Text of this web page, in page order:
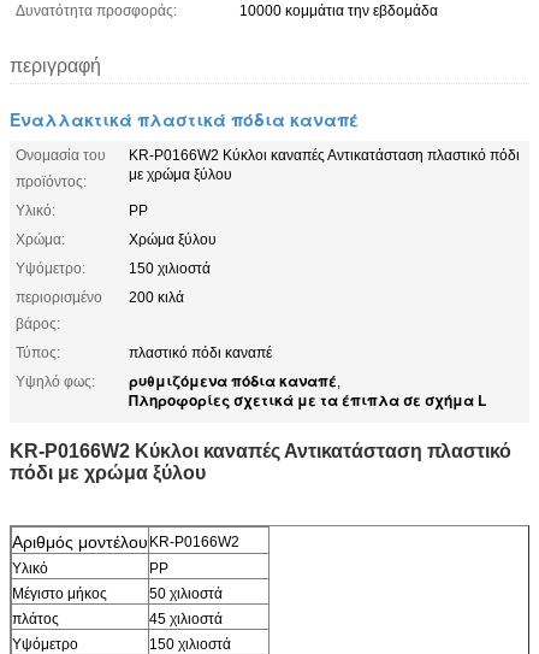
Δυνατότητα προσφοράς:
10000 κομμάτια την εβδομάδα
περιγραφή
Εναλλακτικά πλαστικά πόδια καναπέ
Ονομασία του
προϊόντος:
KR-P0166W2 Κύκλοι καναπές Αντικατάσταση πλαστικό πόδι
με χρώμα ξύλου
Υλικό:
PP
Χρώμα:
Χρώμα ξύλου
Υψόμετρο:
150 χιλιοστά
περιορισμένο
βάρος:
200 κιλά
Τύπος:
πλαστικό πόδι καναπέ
Υψηλό φως:
ρυθμιζόμενα πόδια καναπέ,
Πληροφορίες σχετικά με τα έπιπλα σε σχήμα L
KR-P0166W2 Κύκλοι καναπές Αντικατάσταση πλαστικό
πόδι με χρώμα ξύλου
Αριθμός μοντέλου KR-P0166W2
Υλικό
PP
Μέγιστο μήκος
50 χιλιοστά
πλάτος
45 χιλιοστά
Υψόμετρο
150 χιλιοστά